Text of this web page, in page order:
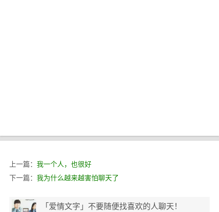
上一篇： 我一个人，也很好
下一篇： 我为什么越来越害怕聊天了
「爱情文字」不要随便找喜欢的人聊天！